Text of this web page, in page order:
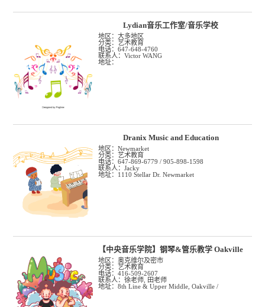
Lydian音乐工作室/音乐学校
地区：大多地区
分类：艺术教育
电话：647-648-4760
联系人：Victor WANG
地址：
Dranix Music and Education
地区：Newmarket
分类：艺术教育
电话：647-869-6779 / 905-898-1598
联系人：Jacky
地址：1110 Stellar Dr. Newmarket
【中央音乐学院】钢琴&管乐教学 Oakville
地区：奥克维尔及密市
分类：艺术教育
电话：416-509-2607
联系人：徐老师, 田老师
地址：8th Line & Upper Middle, Oakville /